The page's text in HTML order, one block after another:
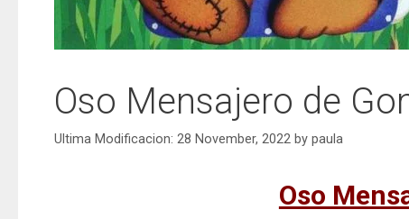
Oso Mensajero de
28 November, 2022 by paula
Oso